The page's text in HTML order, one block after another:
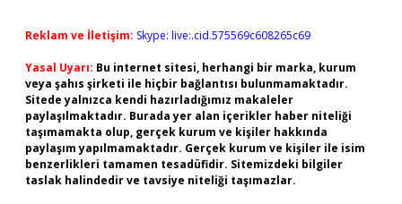
Reklam ve İletişim: Skype: live:.cid.575569c608265c69
Yasal Uyarı: Bu internet sitesi, herhangi bir marka, kurum
veya şahıs şirketi ile hiçbir bağlantısı bulunmamaktadır.
Sitede yalnızca kendi hazırladığımız makaleler
paylaşılmaktadır. Burada yer alan içerikler haber niteliği
taşımamakta olup, gerçek kurum ve kişiler hakkında
paylaşım yapılmamaktadır. Gerçek kurum ve kişiler ile isim
benzerlikleri tamamen tesadüfidir. Sitemizdeki bilgiler
taslak halindedir ve tavsiye niteliği taşımazlar.